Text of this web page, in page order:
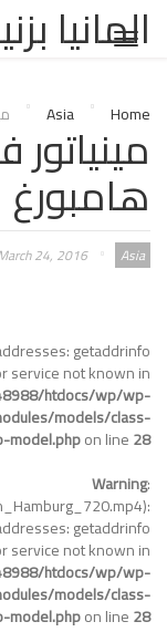
Toggle
Home
Asia
هامبورغ
Asia
24, 2016
getaddrinfo
service not known in
htdocs/wp/wp-
models/class-
model.phpon line28
Warning:
getaddrinfo
service not known in
htdocs/wp/wp-
models/class-
model.phpon line28